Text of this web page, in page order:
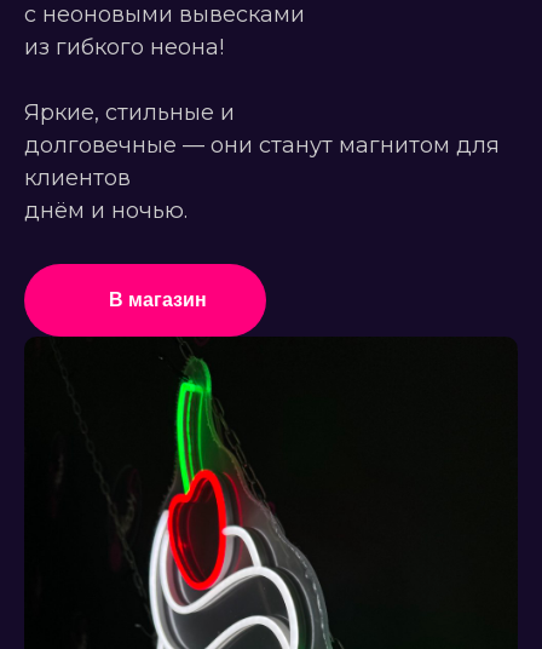
с неоновыми вывесками
из гибкого неона!
Яркие, стильные и
долговечные — они станут магнитом для
клиентов
днём и ночью.
В магазин